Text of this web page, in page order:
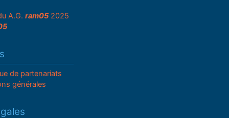
A.G. ram052025
de partenariats
générales